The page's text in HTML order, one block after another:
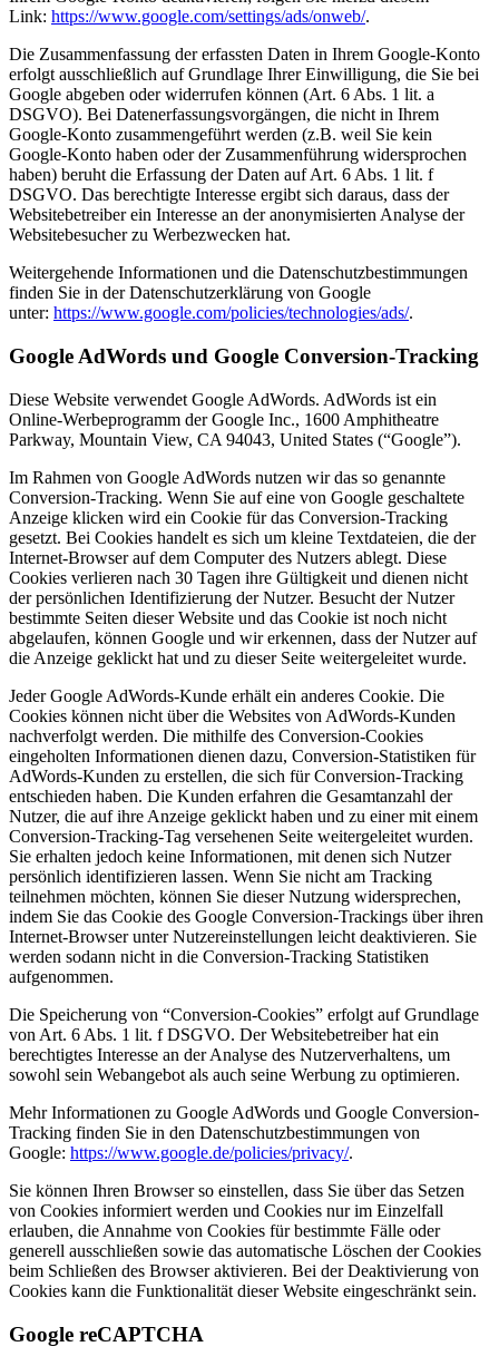
Link: https://www.google.com/settings/ads/onweb/.
Die Zusammenfassung der erfassten Daten in Ihrem Google-Konto
erfolgt ausschließlich auf Grundlage Ihrer Einwilligung, die Sie bei
Google abgeben oder widerrufen können (Art. 6 Abs. 1 lit. a
DSGVO). Bei Datenerfassungsvorgängen, die nicht in Ihrem
Google-Konto zusammengeführt werden (z.B. weil Sie kein
Google-Konto haben oder der Zusammenführung widersprochen
haben) beruht die Erfassung der Daten auf Art. 6 Abs. 1 lit. f
DSGVO. Das berechtigte Interesse ergibt sich daraus, dass der
Websitebetreiber ein Interesse an der anonymisierten Analyse der
Websitebesucher zu Werbezwecken hat.
Weitergehende Informationen und die Datenschutzbestimmungen
finden Sie in der Datenschutzerklärung von Google
unter: https://www.google.com/policies/technologies/ads/.
Google AdWords und Google Conversion-Tracking
Diese Website verwendet Google AdWords. AdWords ist ein
Online-Werbeprogramm der Google Inc., 1600 Amphitheatre
Parkway, Mountain View, CA 94043, United States (“Google”).
Im Rahmen von Google AdWords nutzen wir das so genannte
Conversion-Tracking. Wenn Sie auf eine von Google geschaltete
Anzeige klicken wird ein Cookie für das Conversion-Tracking
gesetzt. Bei Cookies handelt es sich um kleine Textdateien, die der
Internet-Browser auf dem Computer des Nutzers ablegt. Diese
Cookies verlieren nach 30 Tagen ihre Gültigkeit und dienen nicht
der persönlichen Identifizierung der Nutzer. Besucht der Nutzer
bestimmte Seiten dieser Website und das Cookie ist noch nicht
abgelaufen, können Google und wir erkennen, dass der Nutzer auf
die Anzeige geklickt hat und zu dieser Seite weitergeleitet wurde.
Jeder Google AdWords-Kunde erhält ein anderes Cookie. Die
Cookies können nicht über die Websites von AdWords-Kunden
nachverfolgt werden. Die mithilfe des Conversion-Cookies
eingeholten Informationen dienen dazu, Conversion-Statistiken für
AdWords-Kunden zu erstellen, die sich für Conversion-Tracking
entschieden haben. Die Kunden erfahren die Gesamtanzahl der
Nutzer, die auf ihre Anzeige geklickt haben und zu einer mit einem
Conversion-Tracking-Tag versehenen Seite weitergeleitet wurden.
Sie erhalten jedoch keine Informationen, mit denen sich Nutzer
persönlich identifizieren lassen. Wenn Sie nicht am Tracking
teilnehmen möchten, können Sie dieser Nutzung widersprechen,
indem Sie das Cookie des Google Conversion-Trackings über ihren
Internet-Browser unter Nutzereinstellungen leicht deaktivieren. Sie
werden sodann nicht in die Conversion-Tracking Statistiken
aufgenommen.
Die Speicherung von “Conversion-Cookies” erfolgt auf Grundlage
von Art. 6 Abs. 1 lit. f DSGVO. Der Websitebetreiber hat ein
berechtigtes Interesse an der Analyse des Nutzerverhaltens, um
sowohl sein Webangebot als auch seine Werbung zu optimieren.
Mehr Informationen zu Google AdWords und Google Conversion-
Tracking finden Sie in den Datenschutzbestimmungen von
Google: https://www.google.de/policies/privacy/.
Sie können Ihren Browser so einstellen, dass Sie über das Setzen
von Cookies informiert werden und Cookies nur im Einzelfall
erlauben, die Annahme von Cookies für bestimmte Fälle oder
generell ausschließen sowie das automatische Löschen der Cookies
beim Schließen des Browser aktivieren. Bei der Deaktivierung von
Cookies kann die Funktionalität dieser Website eingeschränkt sein.
Google reCAPTCHA